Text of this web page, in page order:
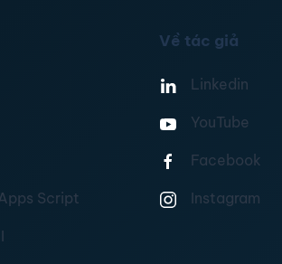
Script
Về tác giả
Linkedin
YouTube
Facebook
Instagram